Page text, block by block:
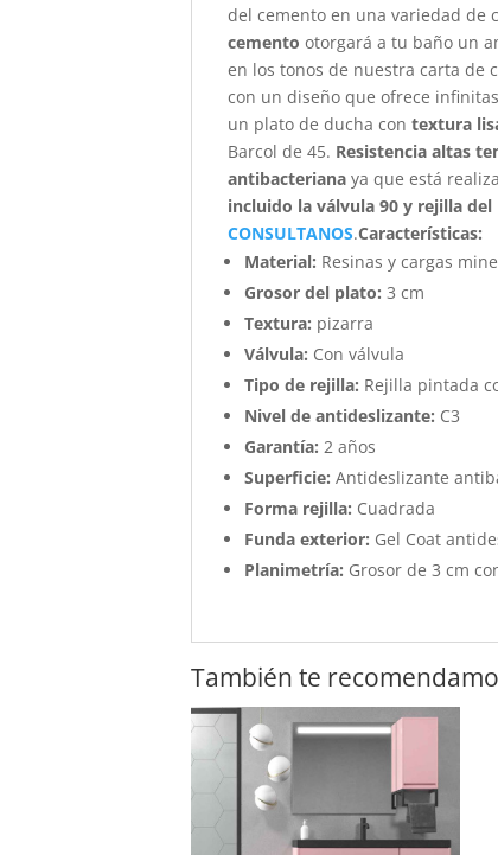
del cemento en una variedad de
cementootorgará a tu baño un
en los tonos de nuestra carta de
con un diseño que ofrece
un plato de ducha con textura
Barcol de 45. Resistencia altas
antibacterianaya que está
incluido la válvula 90 y rejilla
CONSULTANOS.Características:
Material: Resinas y cargas
Grosor del plato: 3 cm
Textura: pizarra
Válvula: Con válvula
Tipo de rejilla: Rejilla pintada
Nivel de antideslizante: C3
Garantía: 2 años
Superficie: Antideslizante
Forma rejilla: Cuadrada
Funda exterior: Gel Coat
Planimetría: Grosor de 3 cm
También te